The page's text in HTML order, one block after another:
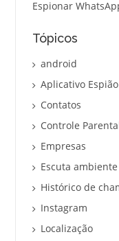
Espionar
Tópicos
android
Aplicativo Espião
Contatos
Controle
Empresas
Escuta ambiente
Histórico de
Instagram
Localização